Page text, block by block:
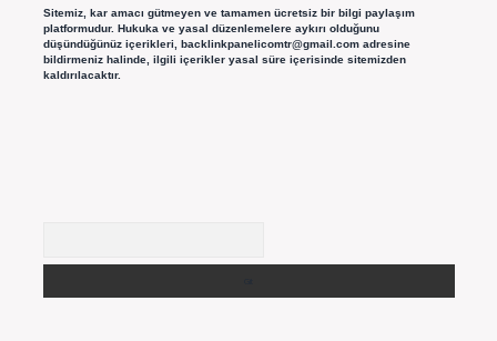
Sitemiz, kar amacı gütmeyen ve tamamen ücretsiz bir bilgi paylaşım
platformudur. Hukuka ve yasal düzenlemelere aykırı olduğunu
düşündüğünüz içerikleri, backlinkpanelicomtr@gmail.comadresine
bildirmeniz halinde, ilgili içerikler yasal süre içerisinde sitemizden
kaldırılacaktır.